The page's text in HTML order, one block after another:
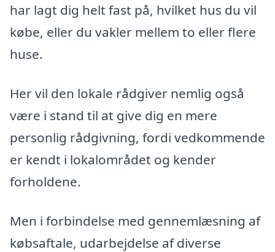
har lagt dig helt fast på, hvilket hus du vil
købe, eller du vakler mellem to eller flere
huse.
Her vil den lokale rådgiver nemlig også
være i stand til at give dig en mere
personlig rådgivning, fordi vedkommende
er kendt i lokalområdet og kender
forholdene.
Men i forbindelse med gennemlæsning af
købsaftale, udarbejdelse af diverse